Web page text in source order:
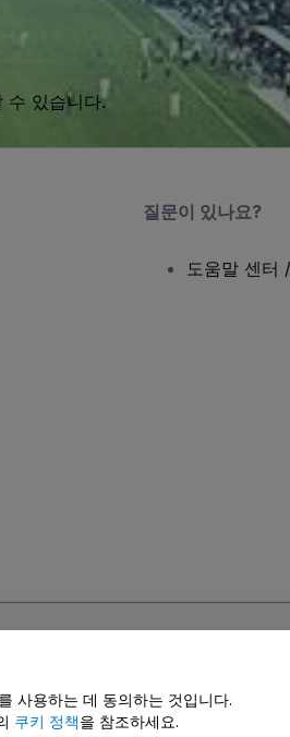
수 있습니다.
질문이 있나요?
도움말 센터
사용하는 데 동의하는 것입니다.
쿠키 정책을 참조하세요.